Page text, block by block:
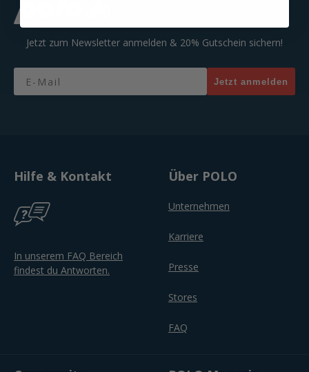
Jetzt zum Newsletter anmelden & 20% Gutschein sichern!
Email
Jetzt anmelden
Hilfe & Kontakt
In unserem FAQ Bereich
findest du Antworten.
Über POLO
Unternehmen
Karriere
Presse
Stores
FAQ